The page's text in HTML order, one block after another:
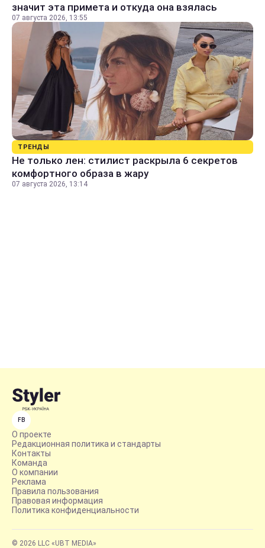
значит эта примета и откуда она взялась
07 августа 2026, 13:55
ТРЕНДЫ
Не только лен: стилист раскрыла 6 секретов
комфортного образа в жару
07 августа 2026, 13:14
FB
О проекте
Редакционная политика и стандарты
Контакты
Команда
О компании
Реклама
Правила пользования
Правовая информация
Политика конфиденциальности
© 2026 LLC «UBT MEDIA»